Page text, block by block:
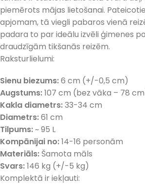
piemērots mājas lietošanai.
apjomam, tā viegli pabaros vienā
padara to par ideālu izvēli ģimenes
draudzīgām tikšanās reizēm.
Raksturlielumi:
Sienu biezums:6 cm (+/-0,5 cm)
Augstums:107 cm (bez vāka – 78
Kakla diametrs:33-34 cm
Diametrs:61 cm
Tilpums:~ 95 L
Kompānijai no:14-16 personām
Materiāls: Šamota māls
Svars:146 kg (+/-5 kg)
Komplektā ir iekļauti: